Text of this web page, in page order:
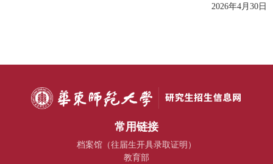
2026年4月30日
常用链接
档案馆（往届生开具录取证明）
教育部